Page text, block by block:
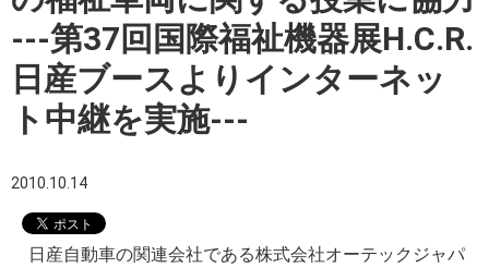
---第37回国際福祉機器展H.C.R.
日産ブースよりインターネッ
ト中継を実施---
2010.10.14
日産自動車の関連会社である株式会社オーテックジャパ